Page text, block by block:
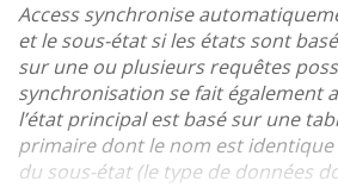
Access synchronise
et le sous-état si les états sont
sur une ou plusieurs requêtes
synchronisation se fait également
l’état principal est basé sur une
primaire dont le nom est identique
du sous-état (le type de données